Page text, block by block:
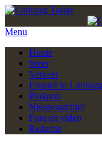
Menu
Home
Weer
Verkeer
Eropuit in Limburg
Pinkpop
Nieuwsarchief
Foto en video
Redactie